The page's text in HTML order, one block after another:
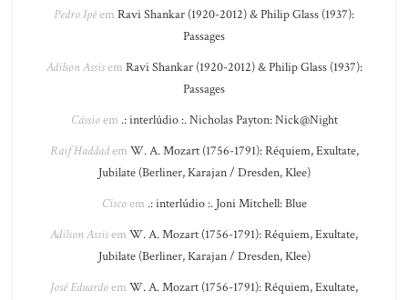
Pedro Ipêem Ravi Shankar (1920-2012) & Philip Glass (1937):
Passages
Adilson Assisem Ravi Shankar (1920-2012) & Philip Glass (1937):
Passages
Cássioem .: interlúdio :. Nicholas Payton: Nick@Night
Raif Haddadem W. A. Mozart (1756-1791): Réquiem, Exultate,
Jubilate (Berliner, Karajan / Dresden, Klee)
Ciscoem .: interlúdio :. Joni Mitchell: Blue
Adilson Assisem W. A. Mozart (1756-1791): Réquiem, Exultate,
Jubilate (Berliner, Karajan / Dresden, Klee)
José Eduardoem W. A. Mozart (1756-1791): Réquiem, Exultate,